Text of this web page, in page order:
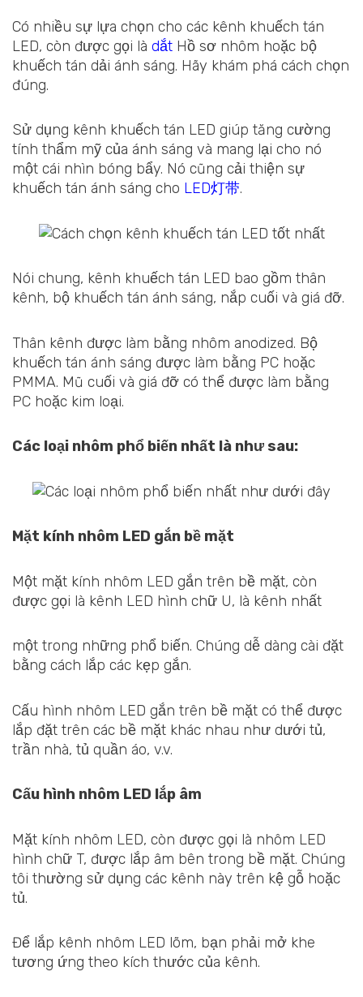
Có nhiều sự lựa chọn cho các kênh khuếch tán
LED, còn được gọi là dắt Hồ sơ nhôm hoặc bộ
khuếch tán dải ánh sáng. Hãy khám phá cách chọn
đúng.
Sử dụng kênh khuếch tán LED giúp tăng cường
tính thẩm mỹ của ánh sáng và mang lại cho nó
một cái nhìn bóng bẩy. Nó cũng cải thiện sự
khuếch tán ánh sáng cho LED灯带.
Nói chung, kênh khuếch tán LED bao gồm thân
kênh, bộ khuếch tán ánh sáng, nắp cuối và giá đỡ.
Thân kênh được làm bằng nhôm anodized. Bộ
khuếch tán ánh sáng được làm bằng PC hoặc
PMMA. Mũ cuối và giá đỡ có thể được làm bằng
PC hoặc kim loại.
Các loại nhôm phổ biến nhất là như sau:
Mặt kính nhôm LED gắn bề mặt
Một mặt kính nhôm LED gắn trên bề mặt, còn
được gọi là kênh LED hình chữ U, là kênh nhất
một trong những phổ biến. Chúng dễ dàng cài đặt
bằng cách lắp các kẹp gắn.
Cấu hình nhôm LED gắn trên bề mặt có thể được
lắp đặt trên các bề mặt khác nhau như dưới tủ,
trần nhà, tủ quần áo, v.v.
Cấu hình nhôm LED lắp âm
Mặt kính nhôm LED, còn được gọi là nhôm LED
hình chữ T, được lắp âm bên trong bề mặt. Chúng
tôi thường sử dụng các kênh này trên kệ gỗ hoặc
tủ.
Để lắp kênh nhôm LED lõm, bạn phải mở khe
tương ứng theo kích thước của kênh.